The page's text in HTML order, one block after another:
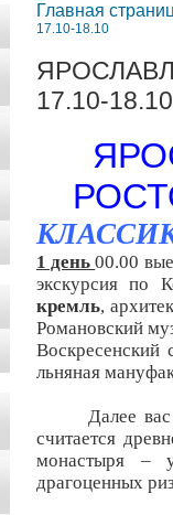
Главная
17.10-18.10
17.10-18.10
1 день00.00
экскурсия по
кремль,
Романовский
Воскресенский
льняная
Далее
считается
монастыря –
драгоценных